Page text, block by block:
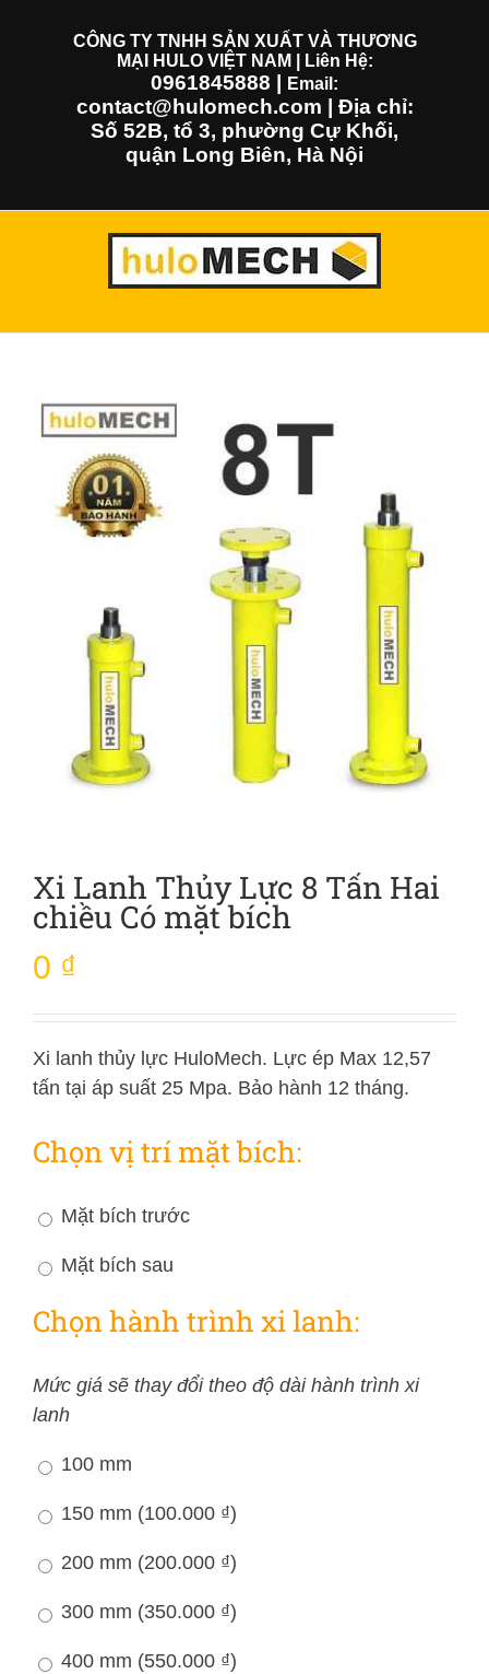
CÔNG TY TNHH SẢN XUẤT VÀ THƯƠNG
MẠI HULO VIỆT NAM | Liên Hệ:
0961845888 Email:
contact@hulomech.com | Địa chỉ:
Số 52B, tổ 3, phường Cự Khối,
quận Long Biên, Hà Nội
Xi Lanh Thủy Lực 8 Tấn Hai
chiều Có mặt bích
0 ₫
Xi lanh thủy lực HuloMech. Lực ép Max 12,57
tấn tại áp suất 25 Mpa. Bảo hành 12 tháng.
Chọn vị trí mặt bích:
Mặt bích trước
Mặt bích sau
Chọn hành trình xi lanh:
Mức giá sẽ thay đổi theo độ dài hành trình xi
lanh
100 mm
150 mm (100.000 ₫)
200 mm (200.000 ₫)
300 mm (350.000 ₫)
400 mm (550.000 ₫)